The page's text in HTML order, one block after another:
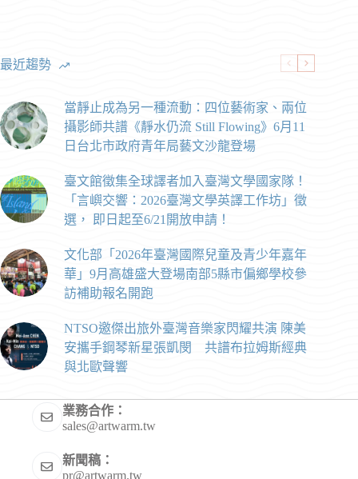
最近趨勢
當靜止成為另一種流動：四位藝術家、兩位
攝影師共譜《靜水仍流 Still Flowing》6月11
日台北市政府青年局藝文沙龍登場
臺文館徵集全球譯者加入臺灣文學國家隊！
「言嶼交響：2026臺灣文學英譯工作坊」徵
選， 即日起至6/21開放申請！
文化部「2026年臺灣國際兒童及青少年嘉年
華」9月高雄盛大登場南部5縣市偏鄉學校參
訪補助報名開跑
NTSO邀傑出旅外臺灣音樂家閃耀共演 陳美
安攜手鋼琴新星張凱閔 共譜布拉姆斯經典
與北歐聲響
業務合作：
sales@artwarm.tw
新聞稿：
pr@artwarm.tw